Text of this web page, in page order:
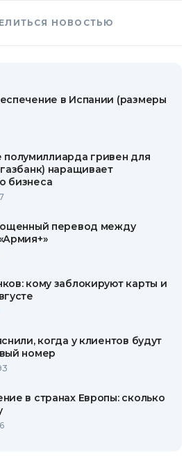
НОВОСТЬЮ
в Испании (размеры
полумиллиарда гривен для
наращивает
бизнеса
перевод между
кому заблокируют карты и
когда у клиентов будут
номер
в странах Европы: сколько